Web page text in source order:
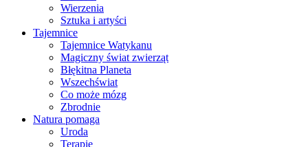
Wierzenia
Sztuka i artyści
Tajemnice
Tajemnice Watykanu
Magiczny świat zwierząt
Błękitna Planeta
Wszechświat
Co może mózg
Zbrodnie
Natura pomaga
Uroda
Terapie